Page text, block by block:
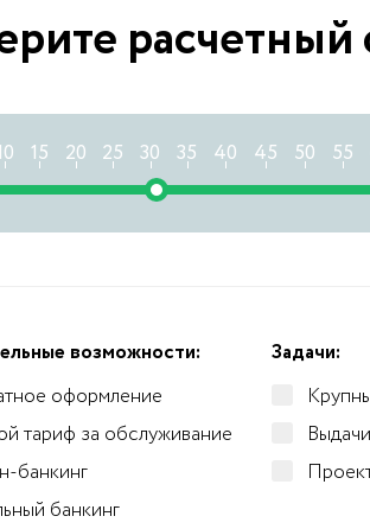
расчетный
15 20 25 30 35 40 45 50 55
возможности:
оформление
тариф за обслуживание
банкинг
банкинг
Задачи: